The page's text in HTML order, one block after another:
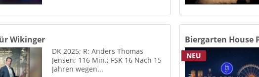
Coswig
Halle
Halle
Wikinger
DK 2025; R: Anders Thomas
Jensen; 116 Min.; FSK 16 Nach 15
Jahren wegen...
NEU
Biergarten House